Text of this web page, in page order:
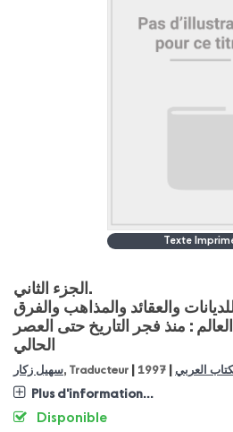
Texte
الجزء الثاني.
والعقائد والمذاهب والفرق
: منذ فجر التاريخ حتى العصر
الحالي
سهيل زكار, Traducteur العربي 1997
Plus d'information...
Disponible